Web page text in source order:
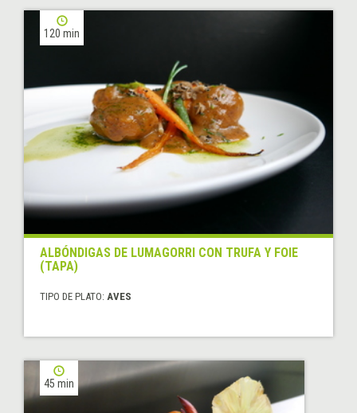
120 min
ALBÓNDIGAS DE LUMAGORRI CON TRUFA Y FOIE
(TAPA)
TIPO DE PLATO: AVES
45 min